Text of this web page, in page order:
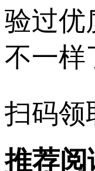
验过优
不一样
扫码领
推荐阅